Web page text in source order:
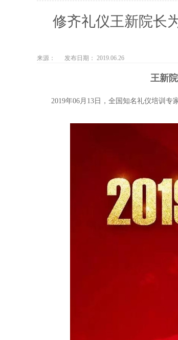
修齐礼仪王新院长
来源： 发布日期： 2019.06.26
王新
2019年06月13日， 全国知名礼仪培训专